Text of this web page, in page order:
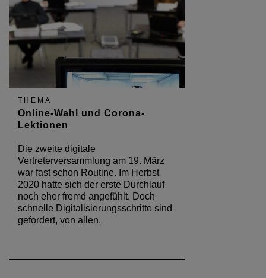
Online-Wahl und Corona-
Lektionen
Die zweite digitale
Vertreterversammlung am 19. März
war fast schon Routine. Im Herbst
2020 hatte sich der erste Durchlauf